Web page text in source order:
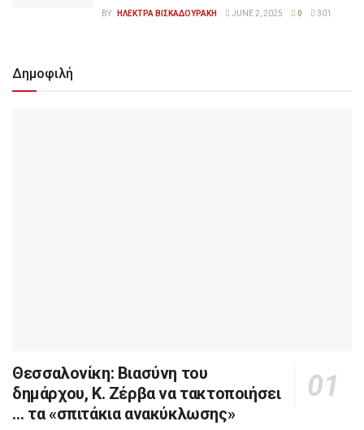
BY ΗΛΕΚΤΡΑ ΒΙΣΚΑΔΟΥΡΑΚΗ JUNE 2, 2025 0 301
Δημοφιλή
Θεσσαλονίκη: Βιασύνη του
δημάρχου, Κ. Ζέρβα να τακτοποιήσει
… τα «σπιτάκια ανακύκλωσης»